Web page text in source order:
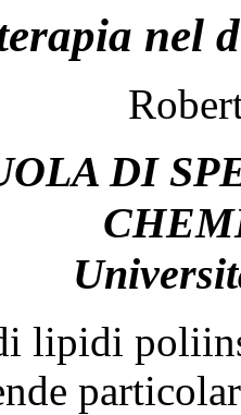
nel
DI
lipidi